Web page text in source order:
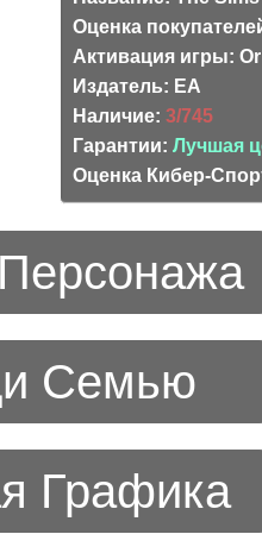
Оценка
Активация игры:
Издатель: EA
Наличие: 3/745
Гарантии: Лучшая
Оценка Кибер-
Семью
Графика